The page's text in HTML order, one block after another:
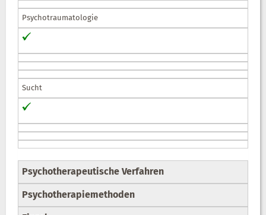
Psychotraumatologie
Sucht
Psychotherapeutische Verfahren
Psychotherapiemethoden